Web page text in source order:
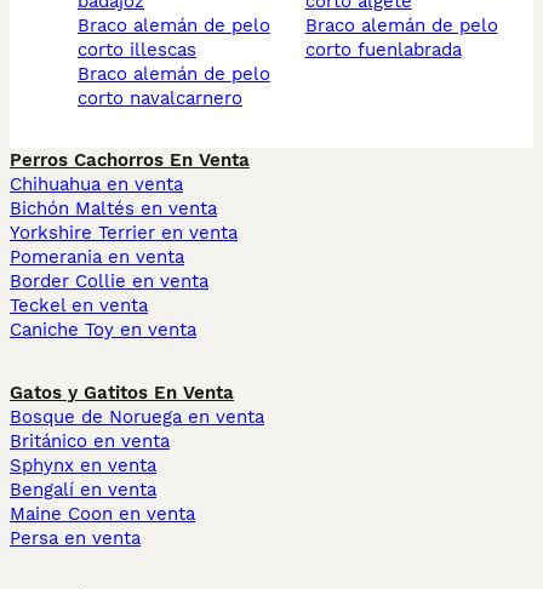
braco alemán de pelo
corto illescas
braco alemán de pelo
corto navalcarnero
braco alemán de pelo
corto fuenlabrada
Perros Cachorros En Venta
Chihuahua en venta
Bichón Maltés en venta
Yorkshire Terrier en venta
Pomerania en venta
Border Collie en venta
Teckel en venta
Caniche Toy en venta
Gatos y Gatitos En Venta
Bosque de Noruega en venta
Británico en venta
Sphynx en venta
Bengalí en venta
Maine Coon en venta
Persa en venta